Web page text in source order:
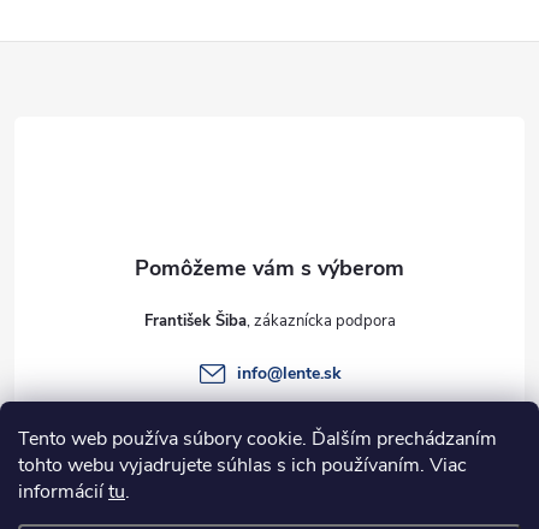
Tento web používa súbory cookie. Ďalším prechádzaním
tohto webu vyjadrujete súhlas s ich používaním. Viac
informáciítu.
e
František Šiba
info@lente.sk
Informácie pre vás